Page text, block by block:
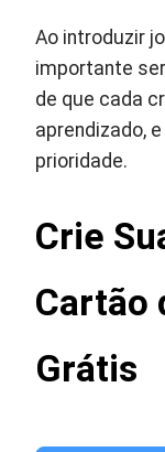
Ao introduzir
importante
de que cada
aprendizado,
prioridade.
Crie
Cartão
Grátis